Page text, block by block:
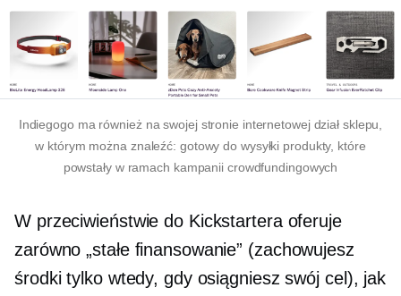
Indiegogo ma również na swojej stronie internetowej dział sklepu,
w którym można znaleźć: gotowy do wysyłki produkty, które
powstały w ramach kampanii crowdfundingowych
W przeciwieństwie do Kickstartera oferuje
zarówno „stałe finansowanie” (zachowujesz
środki tylko wtedy, gdy osiągniesz swój cel), jak